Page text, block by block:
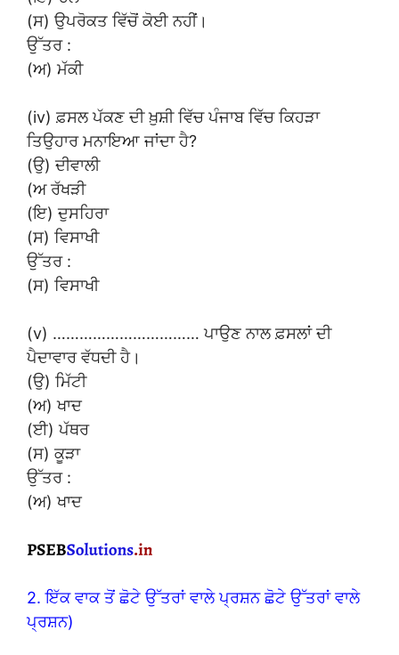
(ਸ) ਉਪਰੋਕਤ ਵਿੱਚੋਂ ਕੋਈ ਨਹੀਂ।
ਉੱਤਰ :
(ਅ) ਮੱਕੀ
(iv) ਫ਼ਸਲ ਪੱਕਣ ਦੀ ਖ਼ੁਸ਼ੀ ਵਿੱਚ ਪੰਜਾਬ ਵਿੱਚ ਕਿਹੜਾ
ਤਿਉਹਾਰ ਮਨਾਇਆ ਜਾਂਦਾ ਹੈ?
(ਉ) ਦੀਵਾਲੀ
(ਅ ਰੱਖੜੀ
(ਇ) ਦੁਸਹਿਰਾ
(ਸ) ਵਿਸਾਖੀ
ਉੱਤਰ :
(ਸ) ਵਿਸਾਖੀ
(v) …………………………… ਪਾਉਣ ਨਾਲ ਫ਼ਸਲਾਂ ਦੀ
ਪੈਦਾਵਾਰ ਵੱਧਦੀ ਹੈ।
(ਉ) ਮਿੱਟੀ
(ਅ) ਖਾਦ
(ਈ) ਪੱਥਰ
(ਸ) ਕੂੜਾ
ਉੱਤਰ :
(ਅ) ਖਾਦ
2. ਇੱਕ ਵਾਕ ਤੋਂ ਛੋਟੇ ਉੱਤਰਾਂ ਵਾਲੇ ਪ੍ਰਸ਼ਨ ਛੋਟੇ ਉੱਤਰਾਂ ਵਾਲੇ
ਪ੍ਰਸ਼ਨ)